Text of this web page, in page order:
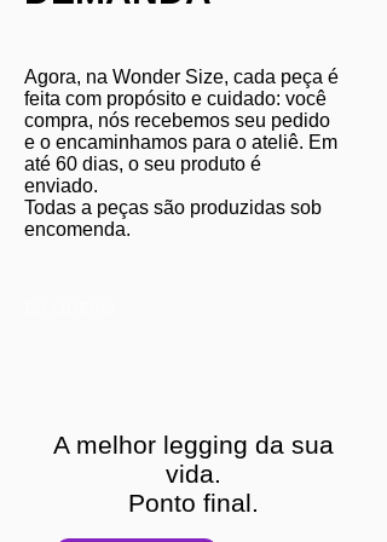
Agora, na Wonder Size, cada peça é
feita com propósito e cuidado: você
compra, nós recebemos seu pedido
e o encaminhamos para o ateliê. Em
até 60 dias, o seu produto é
enviado.
Todas a peças são produzidas sob
encomenda.
A melhor legging da sua
vida.
Ponto final.